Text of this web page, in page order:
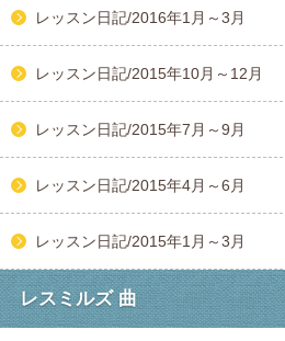
レッスン日記/2016年1月～3月
レッスン日記/2015年10月～12月
レッスン日記/2015年7月～9月
レッスン日記/2015年4月～6月
レッスン日記/2015年1月～3月
レスミルズ 曲